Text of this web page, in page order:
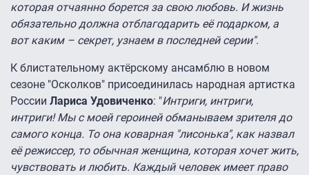
которая отчаянно борется за свою любовь. И жизнь
обязательно должна отблагодарить её подарком, а
вот каким – секрет, узнаем в последней серии".
К блистательному актёрскому ансамблю в новом
сезоне "Осколков" присоединилась народная артистка
России Лариса Удовиченко: "Интриги, интриги,
интриги! Мы с моей героиней обманываем зрителя до
самого конца. То она коварная "лисонька", как назвал
её режиссер, то обычная женщина, которая хочет жить,
чувствовать и любить. Каждый человек имеет право